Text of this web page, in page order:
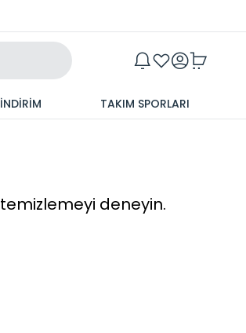
İNDİRİM TAKIM SPORLARI
deneyin.